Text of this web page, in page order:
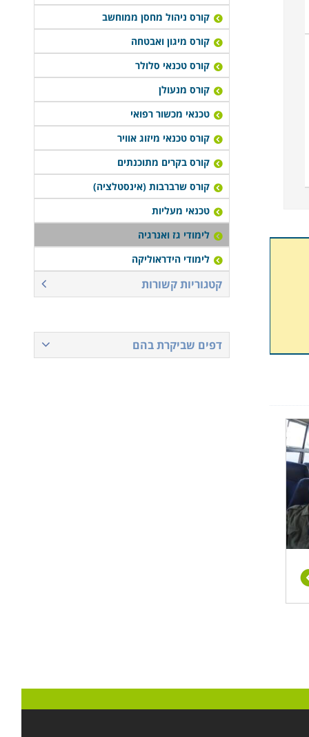
קורס ניהול מחסן ממוחשב
קורס מיגון ואבטחה
קורס טכנאי סלולר
קורס מנעולן
טכנאי מכשור רפואי
קורס טכנאי מיזוג אוויר
קורס בקרים מתוכנתים
קורס שרברבות (אינסטלציה)
טכנאי מעליות
לימודי גז ואנרגיה
לימודי הידראוליקה
קטגוריות קשורות
דפים שביקרת בהם